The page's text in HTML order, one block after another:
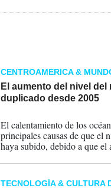
CENTROAMÉRICA &
El aumento del nivel del
duplicado desde 2005
El calentamiento de los
principales causas de que el
haya subido, debido a que el
investigadores consideran
aumento se debe a ello.
TECNOLOGÍA & CULTURA